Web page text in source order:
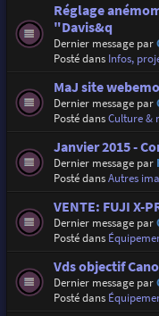
Réglage
"Davis&q
Dernier message par
Posté dans Infos,
MaJ site
Dernier message par
Posté dansCulture &
Janvier 2015 -
Dernier message par
Posté dansAutres
VENTE: FUJI X-
Dernier message par
Posté dans
Vds objectif
Dernier message par
Posté dans